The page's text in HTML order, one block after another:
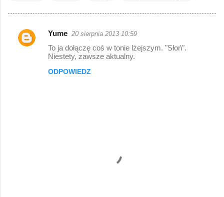
K
Yume 20 sierpnia 2013 10:59
To ja dołączę coś w tonie lżejszym. "Słoń".
Niestety, zawsze aktualny.
ODPOWIEDZ